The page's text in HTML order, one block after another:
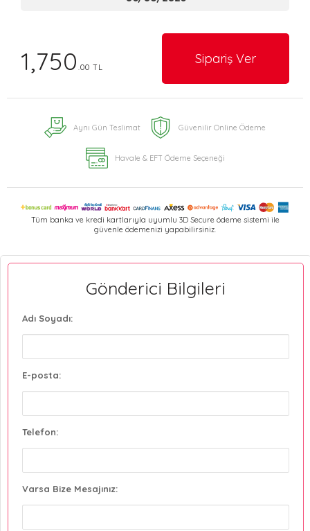
1,750 .00 TL
Sipariş Ver
Aynı Gün Teslimat Güvenilir Online Ödeme
Havale & EFT Ödeme Seçeneği
Tüm banka ve kredi kartlarıyla uyumlu 3D Secure ödeme sistemi ile
güvenle ödemenizi yapabilirsiniz.
Gönderici Bilgileri
Adı Soyadı:
E-posta:
Telefon:
Varsa Bize Mesajınız: